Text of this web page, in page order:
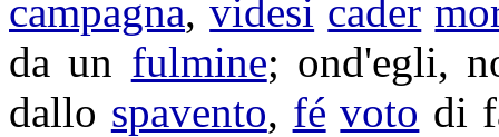
campagna,videsi cader
da un fulmine; ond'egli,
dallo spavento, fé voto di